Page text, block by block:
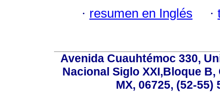
· resumen en Inglés ·
Avenida Cuauhtémoc 330,
Nacional Siglo XXI,Bloque
MX, 06725, (52-55)